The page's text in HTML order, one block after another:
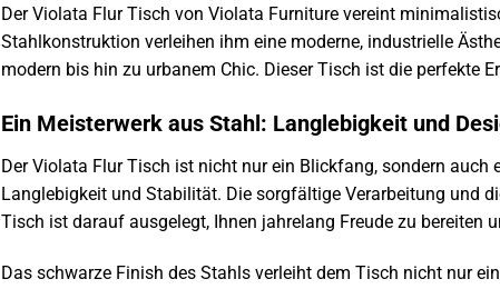
Der Violata Flur Tisch von Violata Furniture vereint
Stahlkonstruktion verleihen ihm eine moderne, industrielle
modern bis hin zu urbanem Chic. Dieser Tisch ist die perfekte
Ein Meisterwerk aus Stahl: Langlebigkeit und
Der Violata Flur Tisch ist nicht nur ein Blickfang, sondern
Langlebigkeit und Stabilität. Die sorgfältige Verarbeitung und
Tisch ist darauf ausgelegt, Ihnen jahrelang Freude zu bereiten
Das schwarze Finish des Stahls verleiht dem Tisch nicht nur